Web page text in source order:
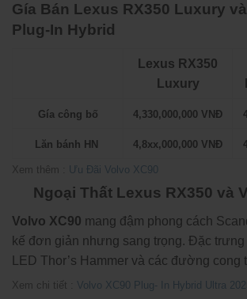
Gía Bán Lexus RX350 Luxury
Plug-In Hybrid
Lexus RX350
Luxury
Gía công bố 4,330,000,000 VNĐ
Lăn bánh HN 4,8xx,000,000 VNĐ
Xem thêm : Ưu Đãi Volvo XC90
Ngoại Thất Lexus RX350 và
Volvo XC90 mang đậm phong cách
kế đơn giản nhưng sang trọng. Đặc
LED Thor’s Hammer và các đường cong
Xem chi tiết : Volvo XC90 Plug- In Hybrid Ultra